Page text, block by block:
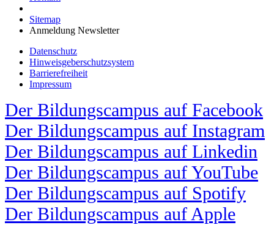
Sitemap
Anmeldung Newsletter
Datenschutz
Hinweisgeberschutzsystem
Barrierefreiheit
Impressum
Der Bildungscampus auf Facebook
Der Bildungscampus auf Instagram
Der Bildungscampus auf Linkedin
Der Bildungscampus auf YouTube
Der Bildungscampus auf Spotify
Der Bildungscampus auf Apple